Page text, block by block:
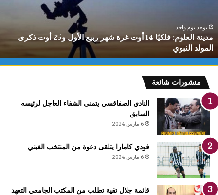
ربيع
الأول
و25
أوت
ذكرى
المولد
النبوي
يوجد يوم واحد
مدينة العلوم: فلكيًا 14 أوت غرة شهر ربيع الأول و25 أوت ذكرى
المولد النبوي
منشورات شائعة
النادي الصفاقسي يتمنى الشفاء العاجل لرئيسه
السابق
6 مارس 2024
فودي كامارا يتلقى دعوة من المنتخب الغيني
6 مارس 2024
قائمة جلال تقية تطلب من المكتب الجامعي التعهد